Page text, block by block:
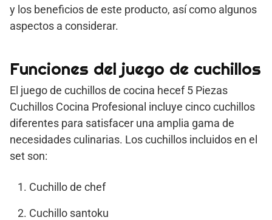
y los beneficios de este producto, así como algunos
aspectos a considerar.
Funciones del juego de cuchillos
El juego de cuchillos de cocina hecef 5 Piezas
Cuchillos Cocina Profesional incluye cinco cuchillos
diferentes para satisfacer una amplia gama de
necesidades culinarias. Los cuchillos incluidos en el
set son:
Cuchillo de chef
Cuchillo santoku